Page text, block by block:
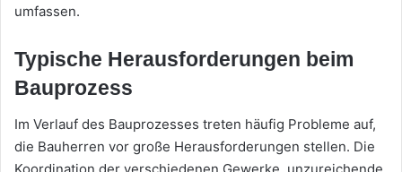
umfassen.
Typische Herausforderungen beim
Bauprozess
Im Verlauf des Bauprozesses treten häufig Probleme auf,
die Bauherren vor große Herausforderungen stellen. Die
Koordination der verschiedenen Gewerke, unzureichende